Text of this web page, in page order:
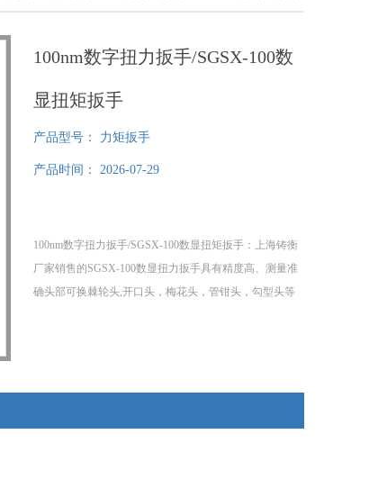
100nm数字扭力扳手/SGSX-100数
显扭矩扳手
产品型号： 力矩扳手
产品时间： 2026-07-29
100nm数字扭力扳手/SGSX-100数显扭矩扳手：上海铸衡
厂家销售的SGSX-100数显扭力扳手具有精度高、测量准
确头部可换棘轮头,开口头，梅花头，管钳头，勾型头等